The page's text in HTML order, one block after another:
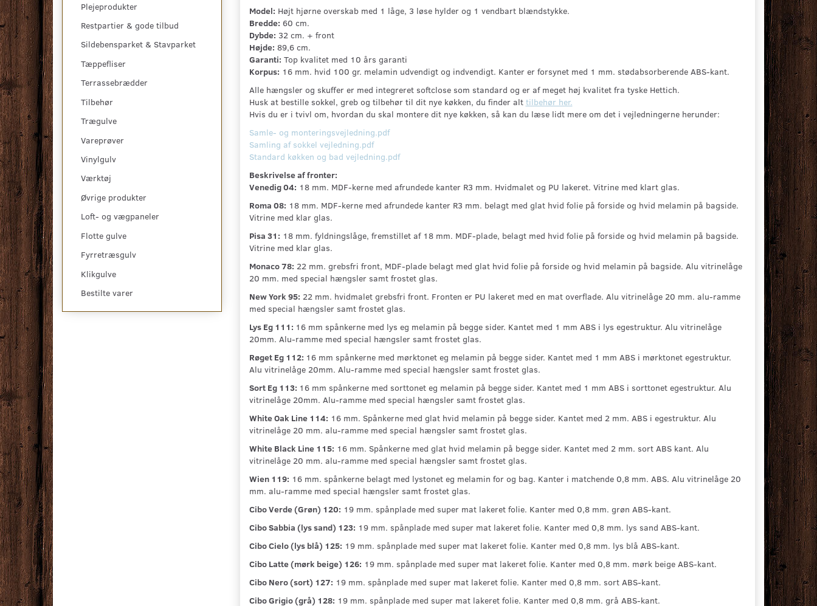
Plejeprodukter
Restpartier & gode tilbud
Sildebensparket & Stavparket
Tæppefliser
Terrassebrædder
Tilbehør
Trægulve
Vareprøver
Vinylgulv
Værktøj
Øvrige produkter
Loft- og vægpaneler
Flotte gulve
Fyrretræsgulv
Klikgulve
Bestilte varer
Model: Højt hjørne overskab med 1 låge, 3 løse hylder og 1 vendbart blændstykke.
Bredde: 60 cm.
Dybde: 32 cm. + front
Højde: 89,6 cm.
Garanti: Top kvalitet med 10 års garanti
Korpus: 16 mm. hvid 100 gr. melamin udvendigt og indvendigt. Kanter er forsynet med 1 mm. stødabsorberende ABS-kant.
Alle hængsler og skuffer er med integreret softclose som standard og er af meget høj kvalitet fra tyske Hettich.
Husk at bestille sokkel, greb og tilbehør til dit nye køkken, du finder alt tilbehør her.
Hvis du er i tvivl om, hvordan du skal montere dit nye køkken, så kan du læse lidt mere om det i vejledningerne herunder:
Samle- og monteringsvejledning.pdf
Samling af sokkel vejledning.pdf
Standard køkken og bad vejledning.pdf
Beskrivelse af fronter:
Venedig 04: 18 mm. MDF-kerne med afrundede kanter R3 mm. Hvidmalet og PU lakeret. Vitrine med klart glas.
Roma 08: 18 mm. MDF-kerne med afrundede kanter R3 mm. belagt med glat hvid folie på forside og hvid melamin på bagside.
Vitrine med klar glas.
Pisa 31: 18 mm. fyldningslåge, fremstillet af 18 mm. MDF-plade, belagt med hvid folie på forside og hvid melamin på bagside.
Vitrine med klar glas.
Monaco 78: 22 mm. grebsfri front, MDF-plade belagt med glat hvid folie på forside og hvid melamin på bagside. Alu vitrinelåge
20 mm. med special hængsler samt frostet glas.
New York 95: 22 mm. hvidmalet grebsfri front. Fronten er PU lakeret med en mat overflade. Alu vitrinelåge 20 mm. alu-ramme
med special hængsler samt frostet glas.
Lys Eg 111: 16 mm spånkerne med lys eg melamin på begge sider. Kantet med 1 mm ABS i lys egestruktur. Alu vitrinelåge
20mm. Alu-ramme med special hængsler samt frostet glas.
Røget Eg 112: 16 mm spånkerne med mørktonet eg melamin på begge sider. Kantet med 1 mm ABS i mørktonet egestruktur.
Alu vitrinelåge 20mm. Alu-ramme med special hængsler samt frostet glas.
Sort Eg 113: 16 mm spånkerne med sorttonet eg melamin på begge sider. Kantet med 1 mm ABS i sorttonet egestruktur. Alu
vitrinelåge 20mm. Alu-ramme med special hængsler samt frostet glas.
White Oak Line 114: 16 mm. Spånkerne med glat hvid melamin på begge sider. Kantet med 2 mm. ABS i egestruktur. Alu
vitrinelåge 20 mm. alu-ramme med special hængsler samt frostet glas.
White Black Line 115: 16 mm. Spånkerne med glat hvid melamin på begge sider. Kantet med 2 mm. sort ABS kant. Alu
vitrinelåge 20 mm. alu-ramme med special hængsler samt frostet glas.
Wien 119: 16 mm. spånkerne belagt med lystonet eg melamin for og bag. Kanter i matchende 0,8 mm. ABS. Alu vitrinelåge 20
mm. alu-ramme med special hængsler samt frostet glas.
Cibo Verde (Grøn) 120: 19 mm. spånplade med super mat lakeret folie. Kanter med 0,8 mm. grøn ABS-kant.
Cibo Sabbia (lys sand) 123: 19 mm. spånplade med super mat lakeret folie. Kanter med 0,8 mm. lys sand ABS-kant.
Cibo Cielo (lys blå) 125: 19 mm. spånplade med super mat lakeret folie. Kanter med 0,8 mm. lys blå ABS-kant.
Cibo Latte (mørk beige) 126: 19 mm. spånplade med super mat lakeret folie. Kanter med 0,8 mm. mørk beige ABS-kant.
Cibo Nero (sort) 127: 19 mm. spånplade med super mat lakeret folie. Kanter med 0,8 mm. sort ABS-kant.
Cibo Grigio (grå) 128: 19 mm. spånplade med super mat lakeret folie. Kanter med 0,8 mm. grå ABS-kant.